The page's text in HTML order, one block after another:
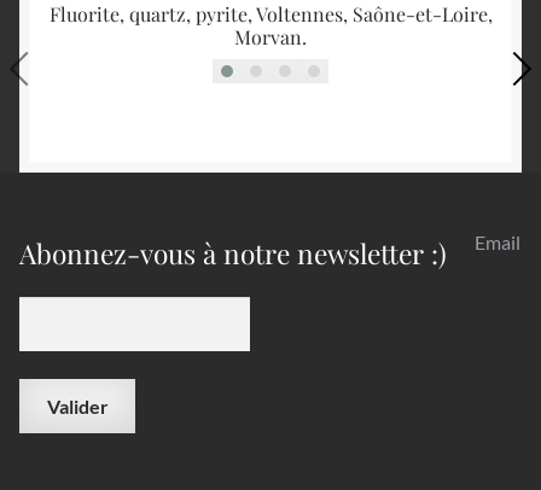
Fluorite, quartz, pyrite, Voltennes, Saône-et-Loire,
Morvan.
Abonnez-vous à notre newsletter :) Email